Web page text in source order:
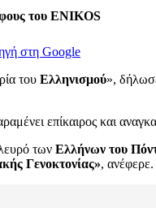
του ENIKOS
στη Google
του Ελληνισμού»,
επίκαιρος και
των Ελλήνων του
Γενοκτονίας», ανέφερε.